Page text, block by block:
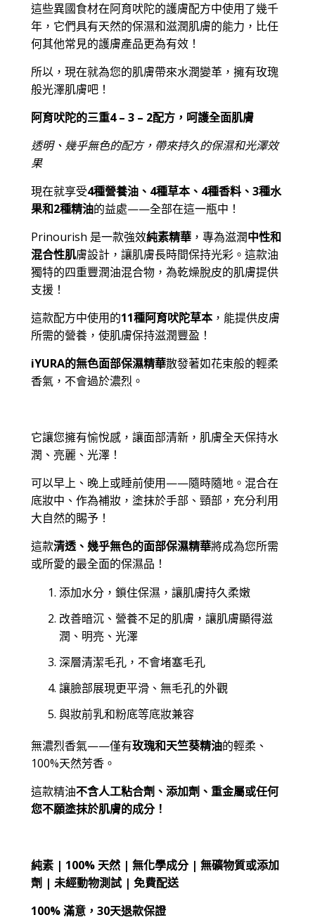
這些異國食材在阿育吠陀的護膚配方中使用了幾千
年，它們具有天然的保濕和滋潤肌膚的能力，比任
何其他常見的護膚產品更為有效！
所以，現在就為您的肌膚帶來水潤變革，擁有玫瑰
般光澤肌膚吧！
阿育吠陀的三重4 – 3 – 2配方，呵護全面肌膚
透明、幾乎無色的配方，帶來持久的保濕和光澤效
果
現在就享受4種營養油、4種草本、4種香料、3種水
果和2種精油的益處——全部在這一瓶中！
Prinourish 是一款強效純素精華，專為滋潤中性和
混合性肌膚設計，讓肌膚長時間保持光彩。這款油
獨特的四重豐潤油混合物，為乾燥脫皮的肌膚提供
支援！
這款配方中使用的11種阿育吠陀草本，能提供皮膚
所需的營養，使肌膚保持滋潤豐盈！
iYURA的無色面部保濕精華散發著如花束般的輕柔
香氣，不會過於濃烈。
它讓您擁有愉悅感，讓面部清新，肌膚全天保持水
潤、亮麗、光澤！
可以早上、晚上或睡前使用——隨時隨地。混合在
底妝中、作為補妝，塗抹於手部、頸部，充分利用
大自然的賜予！
這款清透、幾乎無色的面部保濕精華將成為您所需
或所愛的最全面的保濕品！
添加水分，鎖住保濕，讓肌膚持久柔嫩
改善暗沉、營養不足的肌膚，讓肌膚顯得滋
潤、明亮、光澤
深層清潔毛孔，不會堵塞毛孔
讓臉部展現更平滑、無毛孔的外觀
與妝前乳和粉底等底妝兼容
無濃烈香氣——僅有玫瑰和天竺葵精油的輕柔、
100%天然芳香。
這款精油不含人工粘合劑、添加劑、重金屬或任何
您不願塗抹於肌膚的成分！
純素 | 100% 天然 | 無化學成分 | 無礦物質或添加
劑 | 未經動物測試 | 免費配送
100% 滿意，30天退款保證